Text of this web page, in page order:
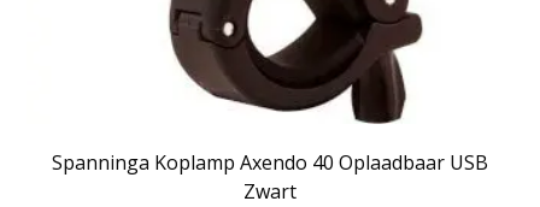
Spanninga Koplamp Axendo 40 Oplaadbaar USB
Zwart